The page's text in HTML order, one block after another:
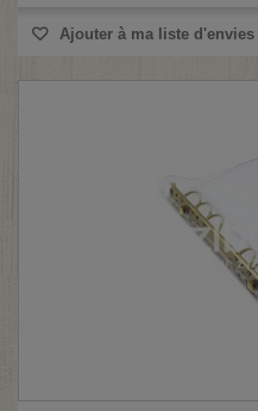
Ajouter à ma liste d'envies